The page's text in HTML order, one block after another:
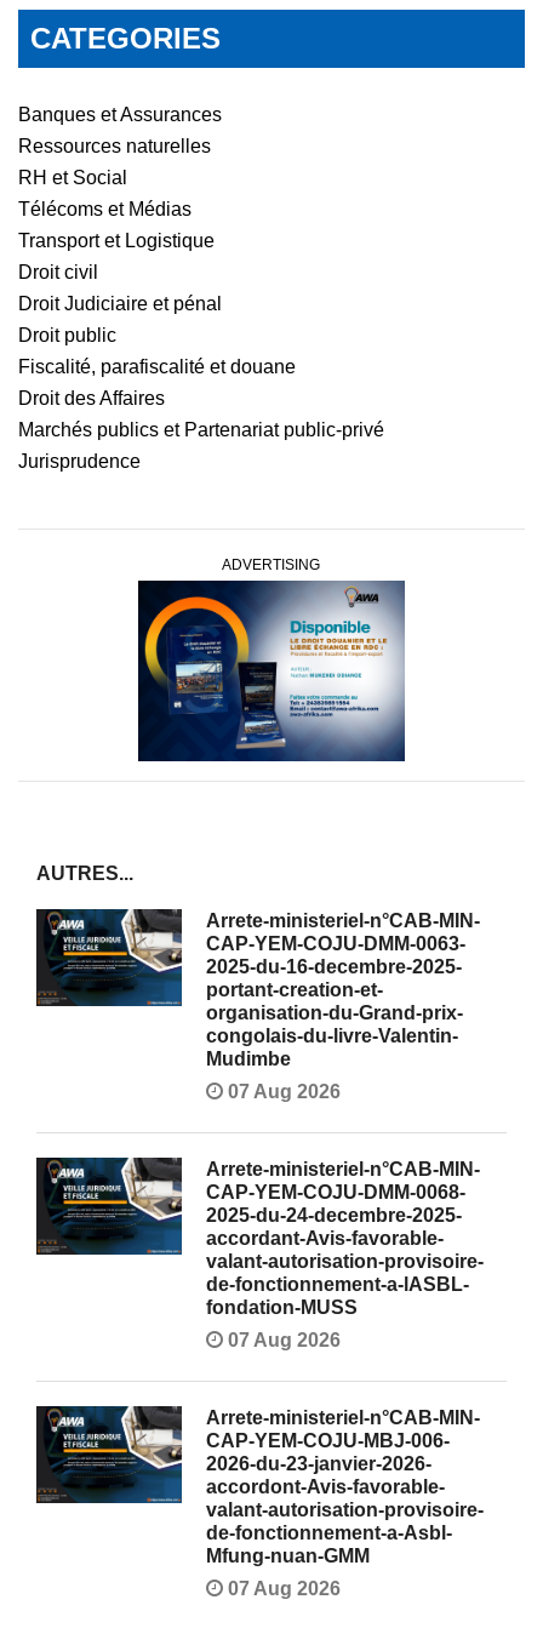
CATEGORIES
Banques et Assurances
Ressources naturelles
RH et Social
Télécoms et Médias
Transport et Logistique
Droit civil
Droit Judiciaire et pénal
Droit public
Fiscalité, parafiscalité et douane
Droit des Affaires
Marchés publics et Partenariat public-privé
Jurisprudence
ADVERTISING
AUTRES...
Arrete-ministeriel-n°CAB-MIN-
CAP-YEM-COJU-DMM-0063-
2025-du-16-decembre-2025-
portant-creation-et-
organisation-du-Grand-prix-
congolais-du-livre-Valentin-
Mudimbe
07 Aug 2026
Arrete-ministeriel-n°CAB-MIN-
CAP-YEM-COJU-DMM-0068-
2025-du-24-decembre-2025-
accordant-Avis-favorable-
valant-autorisation-provisoire-
de-fonctionnement-a-lASBL-
fondation-MUSS
07 Aug 2026
Arrete-ministeriel-n°CAB-MIN-
CAP-YEM-COJU-MBJ-006-
2026-du-23-janvier-2026-
accordont-Avis-favorable-
valant-autorisation-provisoire-
de-fonctionnement-a-Asbl-
Mfung-nuan-GMM
07 Aug 2026